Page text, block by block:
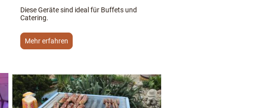
Diese Geräte sind ideal für Buffets und
Catering.
Mehr erfahren